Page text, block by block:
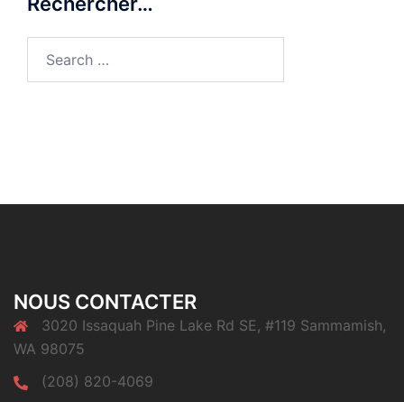
NOUS CONTACTER
3020 Issaquah Pine Lake Rd SE, #119 Sammamish,
WA 98075
(208) 820-4069